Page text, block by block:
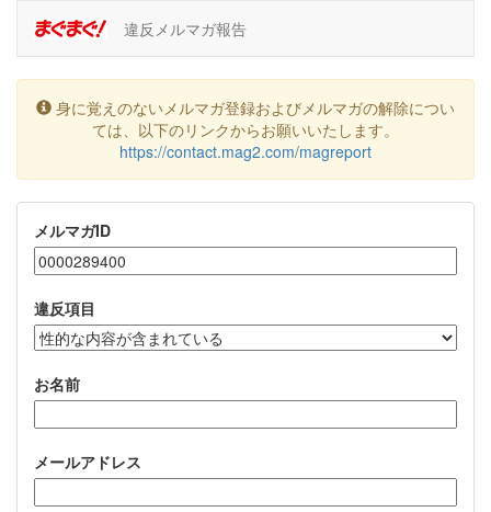
違反メルマガ報告
身に覚えのないメルマガ登録およびメルマガの解除につい
ては、以下のリンクからお願いいたします。
https://contact.mag2.com/magreport
メルマガID
違反項目
お名前
メールアドレス